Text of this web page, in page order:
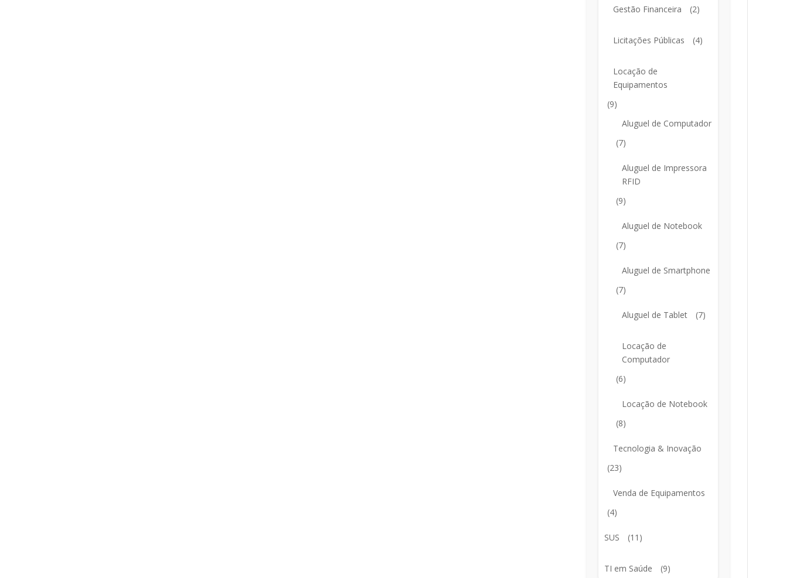
Gestão Financeira (2)
Licitações Públicas (4)
Locação de
Equipamentos
(9)
Aluguel de Computador
(7)
Aluguel de Impressora
RFID
(9)
Aluguel de Notebook
(7)
Aluguel de Smartphone
(7)
Aluguel de Tablet (7)
Locação de
Computador
(6)
Locação de Notebook
(8)
Tecnologia & Inovação
(23)
Venda de Equipamentos
(4)
SUS (11)
TI em Saúde (9)